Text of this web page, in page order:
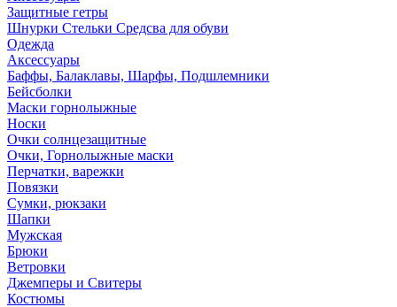
Защитные гетры
Шнурки Стельки Средсва для обуви
Одежда
Аксессуары
Баффы, Балаклавы, Шарфы, Подшлемники
Бейсболки
Маски горнолыжные
Носки
Очки солнцезащитные
Очки, Горнолыжные маски
Перчатки, варежки
Повязки
Сумки, рюкзаки
Шапки
Мужская
Брюки
Ветровки
Джемперы и Свитеры
Костюмы